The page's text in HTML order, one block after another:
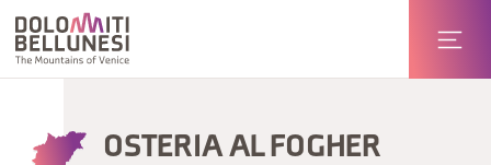
OSTERIA AL FOGHER